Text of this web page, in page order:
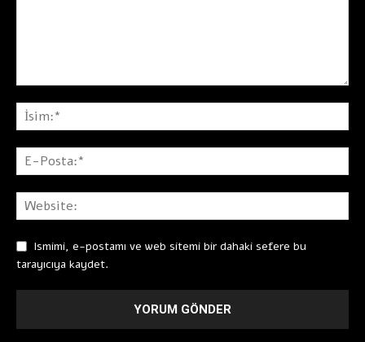
Ismimi, e-postamı ve web sitemi bir dahaki sefere bu
tarayıcıya kaydet.